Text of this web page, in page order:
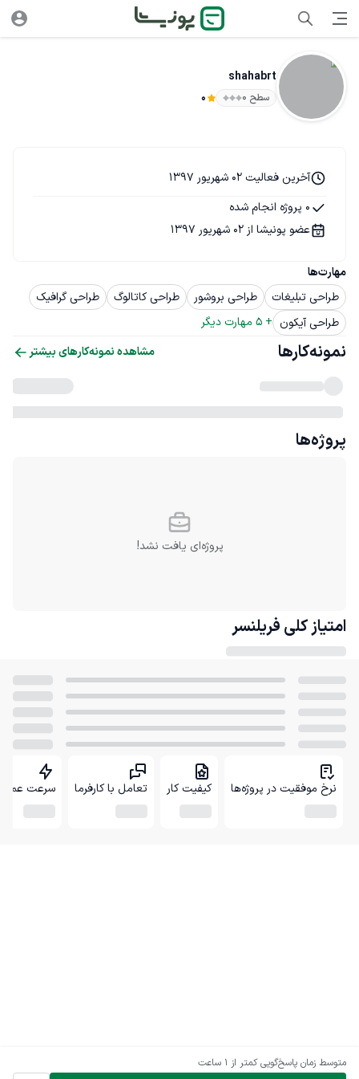
shahabrt
سطح ۰ 0
متوسط زمان پاسخ‌گویی کمتر از 1 ساعت
مهارت‌ها
طراحی تبلیغات
طراحی بروشور طراحی کاتالوگ
طراحی گرافیک
طراحی آیکون +
5 مهارت دیگر
آخرین فعالیت 02 شهریور 1397
0 پروژه انجام شده
عضو پونیشا از 02 شهریور 1397
نمونه‌کارها مشاهده نمونه‌کارهای بیشتر
پروژه‌ها
پروژه‌ای یافت نشد!
امتیاز کلی فریلنسر
نرخ موفقیت در پروژه‌ها کیفیت کار تعامل با کارفرما سرعت عمل